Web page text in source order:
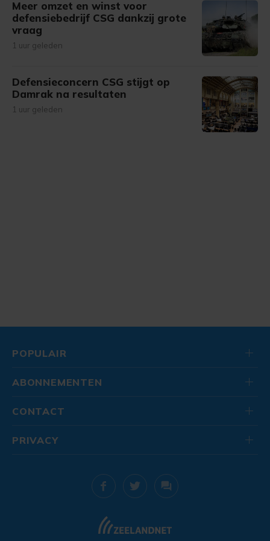
Meer omzet en winst voor
defensiebedrijf CSG dankzij grote
vraag
1 uur geleden
Defensieconcern CSG stijgt op
Damrak na resultaten
1 uur geleden
POPULAIR
ABONNEMENTEN
CONTACT
PRIVACY